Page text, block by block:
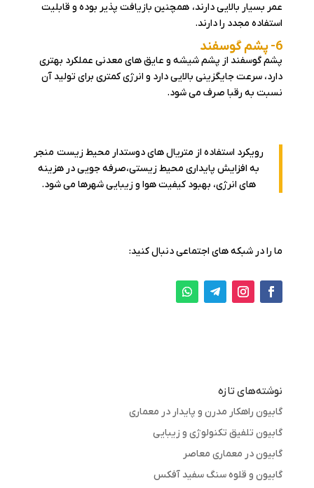
عمر بسیار بالایی دارند، همچنین بازیافت پذیر بوده و قابلیت
استفاده مجدد را دارند.
6- پشم گوسفند
پشم گوسفند از پشم شیشه و عایق های معدنی عملکرد بهتری
دارد، سرعت جایگزینی بالایی دارد و انرژی کمتری برای تولید آن
نسبت به رقبا صرف می شود.
رویکرد استفاده از متریال های دوستدار محیط زیست منجر
به افزایش پایداری محیط زیستی،صرفه جویی در هزینه
های انرژی، بهبود کیفیت هوا و زیبایی شهرها می شود.
ما را در شبکه های اجتماعی دنبال کنید:
نوشته‌های تازه
گابیون راهکار مدرن و پایدار در معماری
گابیون تلفیق تکنولوژی و زیبایی
گابیون در معماری معاصر
گابیون و قلوه سنگ سفید آفکس